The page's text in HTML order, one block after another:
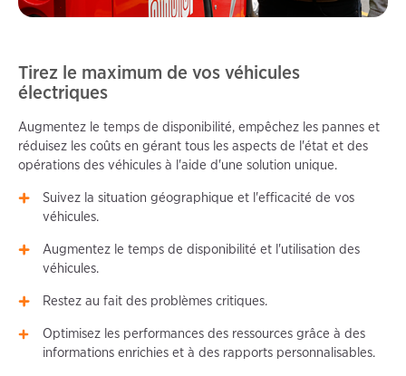
Tirez le maximum de vos véhicules
électriques
Augmentez le temps de disponibilité, empêchez les pannes et
réduisez les coûts en gérant tous les aspects de l'état et des
opérations des véhicules à l'aide d'une solution unique.
Suivez la situation géographique et l'efficacité de vos
véhicules.
Augmentez le temps de disponibilité et l'utilisation des
véhicules.
Restez au fait des problèmes critiques.
Optimisez les performances des ressources grâce à des
informations enrichies et à des rapports personnalisables.